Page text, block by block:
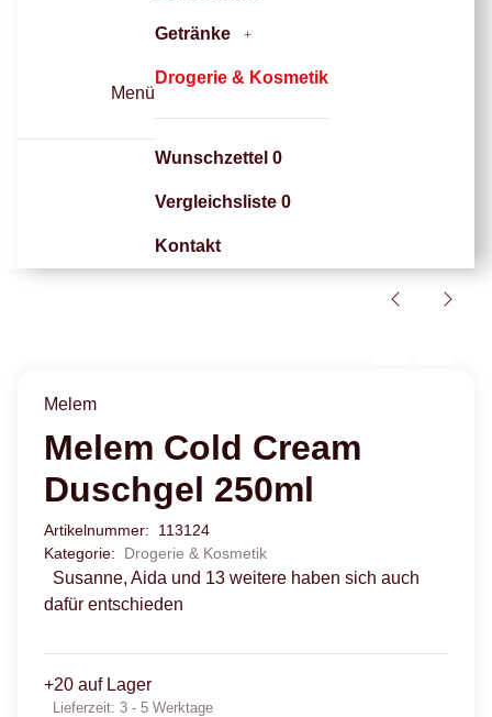
Menü
Getränke
Drogerie & Kosmetik
Wunschzettel 0
Vergleichsliste 0
Kontakt
Melem
Melem Cold Cream
Duschgel 250ml
Artikelnummer: 113124
Kategorie: Drogerie & Kosmetik
Susanne, Aida und 13 weitere haben sich auch
dafür entschieden
+20 auf Lager
Lieferzeit: 3 - 5 Werktage